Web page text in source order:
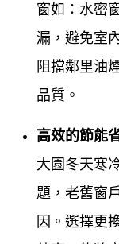
深入一般社區家
鋁門窗工程宅急
格，對於鋁門窗
窗如：水密
漏，避免室
阻擋鄰里油
品質。
高效的節能
大園冬天寒
題，老舊窗
因。選擇更